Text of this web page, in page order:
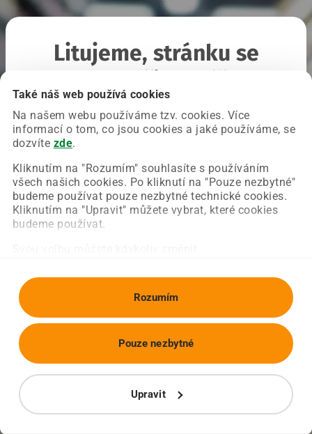
Také náš web používá cookies
Na našem webu používáme tzv. cookies. Více
informací o tom, co jsou cookies a jaké používáme, se
dozvíte zde.
Kliknutím na "Rozumím" souhlasíte s používáním
všech našich cookies. Po kliknutí na "Pouze nezbytné"
budeme používat pouze nezbytné technické cookies.
Kliknutím na "Upravit" můžete vybrat, které cookies
budeme používat.
Rozumím
Upravit
Pouze nezbytné
Litujeme, stránku se
Chyba nastala na naší straně a už ji opravujeme.
Zkuste prosím znovu načíst požadovanou stránku.
Obnovit stránku Úvodní strana